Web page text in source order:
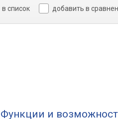
в список
добавить в
Функции и